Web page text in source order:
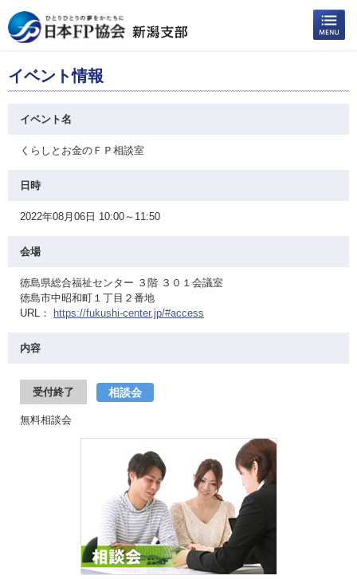
イベント情報
イベント名
くらしとお金のＦＰ相談室
日時
2022年08月06日 10:00～11:50
会場
徳島県総合福祉センター ３階 ３０１会議室
徳島市中昭和町１丁目２番地
URL：
https://fukushi-center.jp/#access
内容
受付終了 相談会
無料相談会